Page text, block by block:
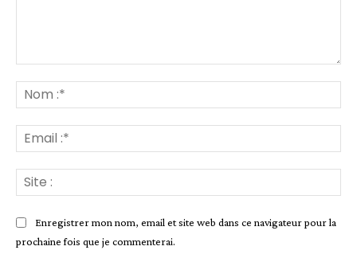
:*
:*
:
Enregistrer mon nom, email et site web dans ce navigateur pour la
prochaine fois que je commenterai.